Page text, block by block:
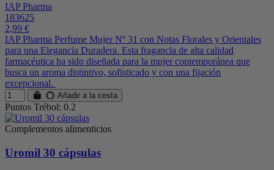
IAP Pharma
183625
2,99 €
IAP Pharma Perfume Mujer Nº 31 con Notas Florales y Orientales
para una Elegancia Duradera. Esta fragancia de alta calidad
farmacéutica ha sido diseñada para la mujer contemporánea que
busca un aroma distintivo, sofisticado y con una fijación
excepcional.
Añadir a la cesta
Puntos Trébol: 0.2
Complementos alimenticios
Uromil 30 cápsulas